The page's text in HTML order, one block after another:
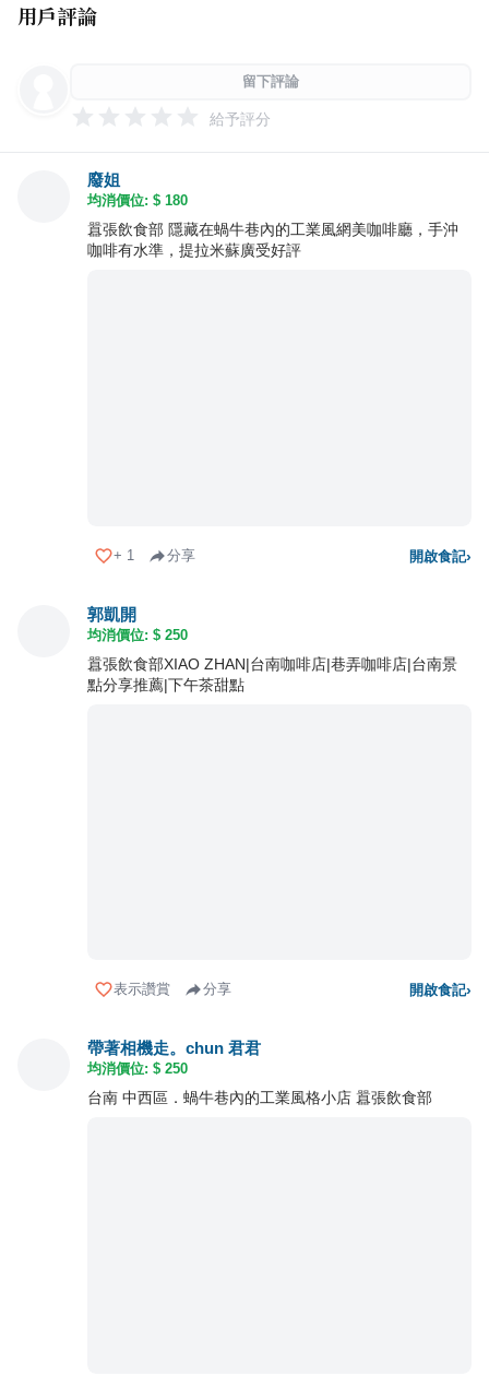
用戶評論
留下評論
給予評分
廢姐
均消價位: $ 180
囂張飲食部 隱藏在蝸牛巷內的工業風網美咖啡廳，手沖
咖啡有水準，提拉米蘇廣受好評
+ 1 分享 開啟食記›
郭凱開
均消價位: $ 250
囂張飲食部XIAO ZHAN|台南咖啡店|巷弄咖啡店|台南景
點分享推薦|下午茶甜點
表示讚賞 分享 開啟食記›
帶著相機走。chun 君君
均消價位: $ 250
台南 中西區．蝸牛巷內的工業風格小店 囂張飲食部